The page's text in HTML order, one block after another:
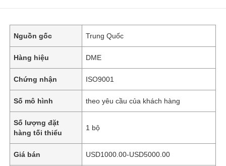
Nguồn gốc Trung Quốc
Hàng hiệu DME
Chứng nhận ISO9001
Số mô hình theo yêu cầu của khách hàng
Số lượng đặt
hàng tối thiểu
1 bộ
Giá bán USD1000.00-USD5000.00